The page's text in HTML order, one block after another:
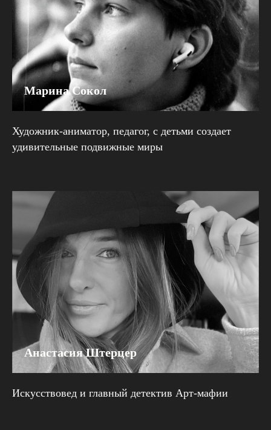
Марина Сокол
Художник-аниматор, педагог, с детьми создает
удивительные подвижные миры
Анастасия Штерцер
Искусствовед и главный детектив Арт-мафии